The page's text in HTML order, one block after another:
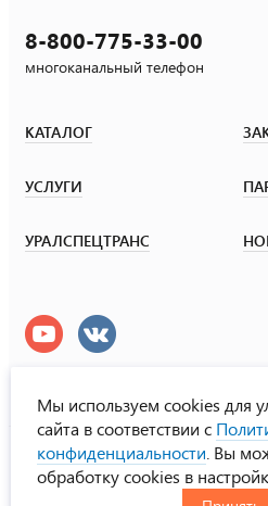
8-800-775-33-00
многоканальный телефон
КАТАЛОГ
УСЛУГИ
УРАЛСПЕЦТРАНС
УралСпецТранс
© ООО «Урал СТ», 2000-2026
Политика конфиденциальности
Мы используем cookies для
сайта в соответствии с
конфиденциальности . Вы
обработку cookies в